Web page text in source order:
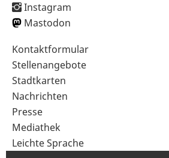
Instagram
Mastodon
Sekundärnavigation
im
Fußbereich
Kontaktformular
Stellenangebote
Stadtkarten
Nachrichten
Presse
Mediathek
Leichte Sprache